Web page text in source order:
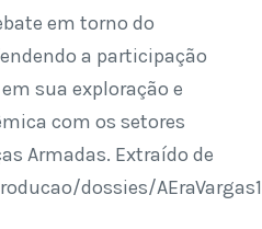
em torno do
a participação
sua exploração e
com os setores
Armadas. Extraído de
dossies/